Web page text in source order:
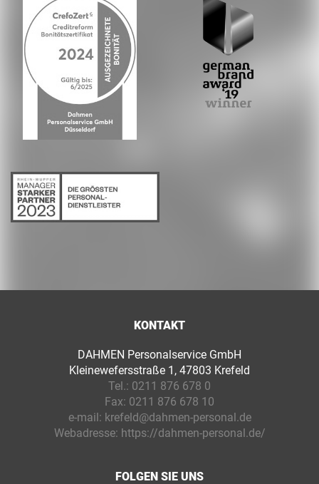
KONTAKT
DAHMEN Personalservice GmbH
Kleinewefersstraße 1, 47803 Krefeld
Tel.: 0211 876 678 0
Fax: 0211 876 678 10
e-mail: krefeld@dahmen-personal.de
Webadresse: https://dahmen-personal.de/
FOLGEN SIE UNS